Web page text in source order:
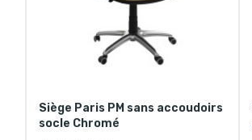
Siège Paris PM sans accoudoirs
socle Chromé